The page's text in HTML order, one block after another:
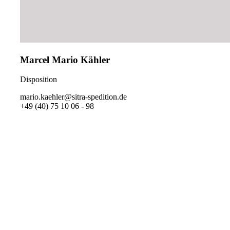
Marcel Mario Kähler
Disposition
mario.kaehler@sitra-spedition.de
+49 (40) 75 10 06 - 98